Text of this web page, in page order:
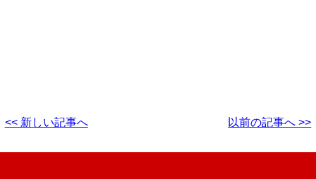
<< 新しい記事へ 以前の記事へ >>